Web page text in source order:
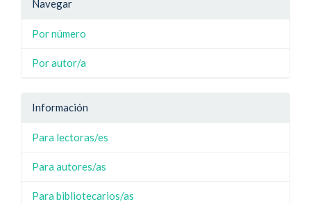
Navegar
Por número
Por autor/a
Información
Para lectoras/es
Para autores/as
Para bibliotecarios/as